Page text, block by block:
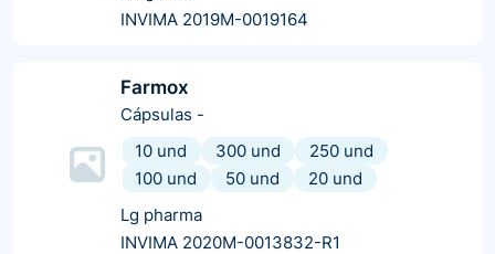
INVIMA 2019M-0019164
Farmox
Cápsulas -
10 und
300 und
250 und
100 und
50 und
20 und
Lg pharma
INVIMA 2020M-0013832-R1